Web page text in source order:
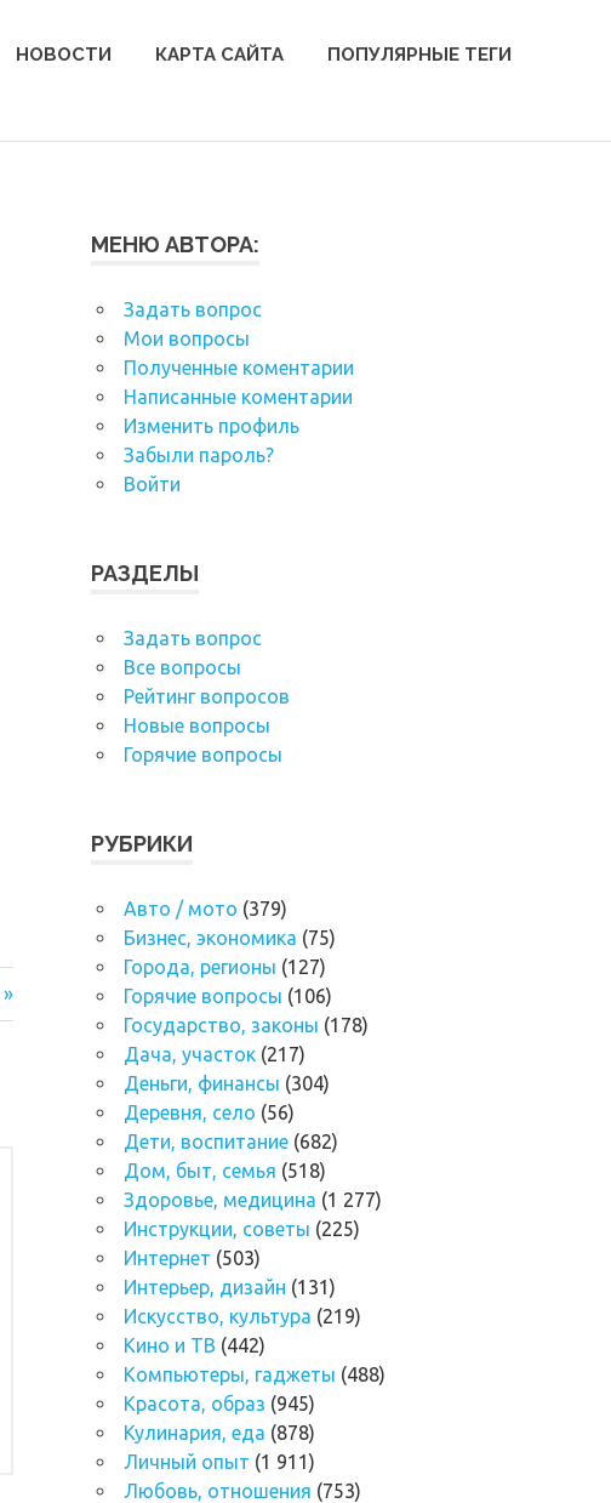
НОВОСТИ КАРТА САЙТА ПОПУЛЯРНЫЕ ТЕГИ
МЕНЮ АВТОРА:
Задать вопрос
Мои вопросы
Полученные коментарии
Написанные коментарии
Изменить профиль
Забыли пароль?
Войти
РАЗДЕЛЫ
Задать вопрос
Все вопросы
Рейтинг вопросов
Новые вопросы
Горячие вопросы
РУБРИКИ
Авто / мото (379)
Бизнес, экономика (75)
Города, регионы (127)
Горячие вопросы (106)
Государство, законы (178)
Дача, участок (217)
Деньги, финансы (304)
Деревня, село (56)
Дети, воспитание (682)
Дом, быт, семья (518)
Здоровье, медицина (1 277)
Инструкции, советы (225)
Интернет (503)
Интерьер, дизайн (131)
Искусство, культура (219)
Кино и ТВ (442)
Компьютеры, гаджеты (488)
Красота, образ (945)
Кулинария, еда (878)
Личный опыт (1 911)
Любовь, отношения (753)